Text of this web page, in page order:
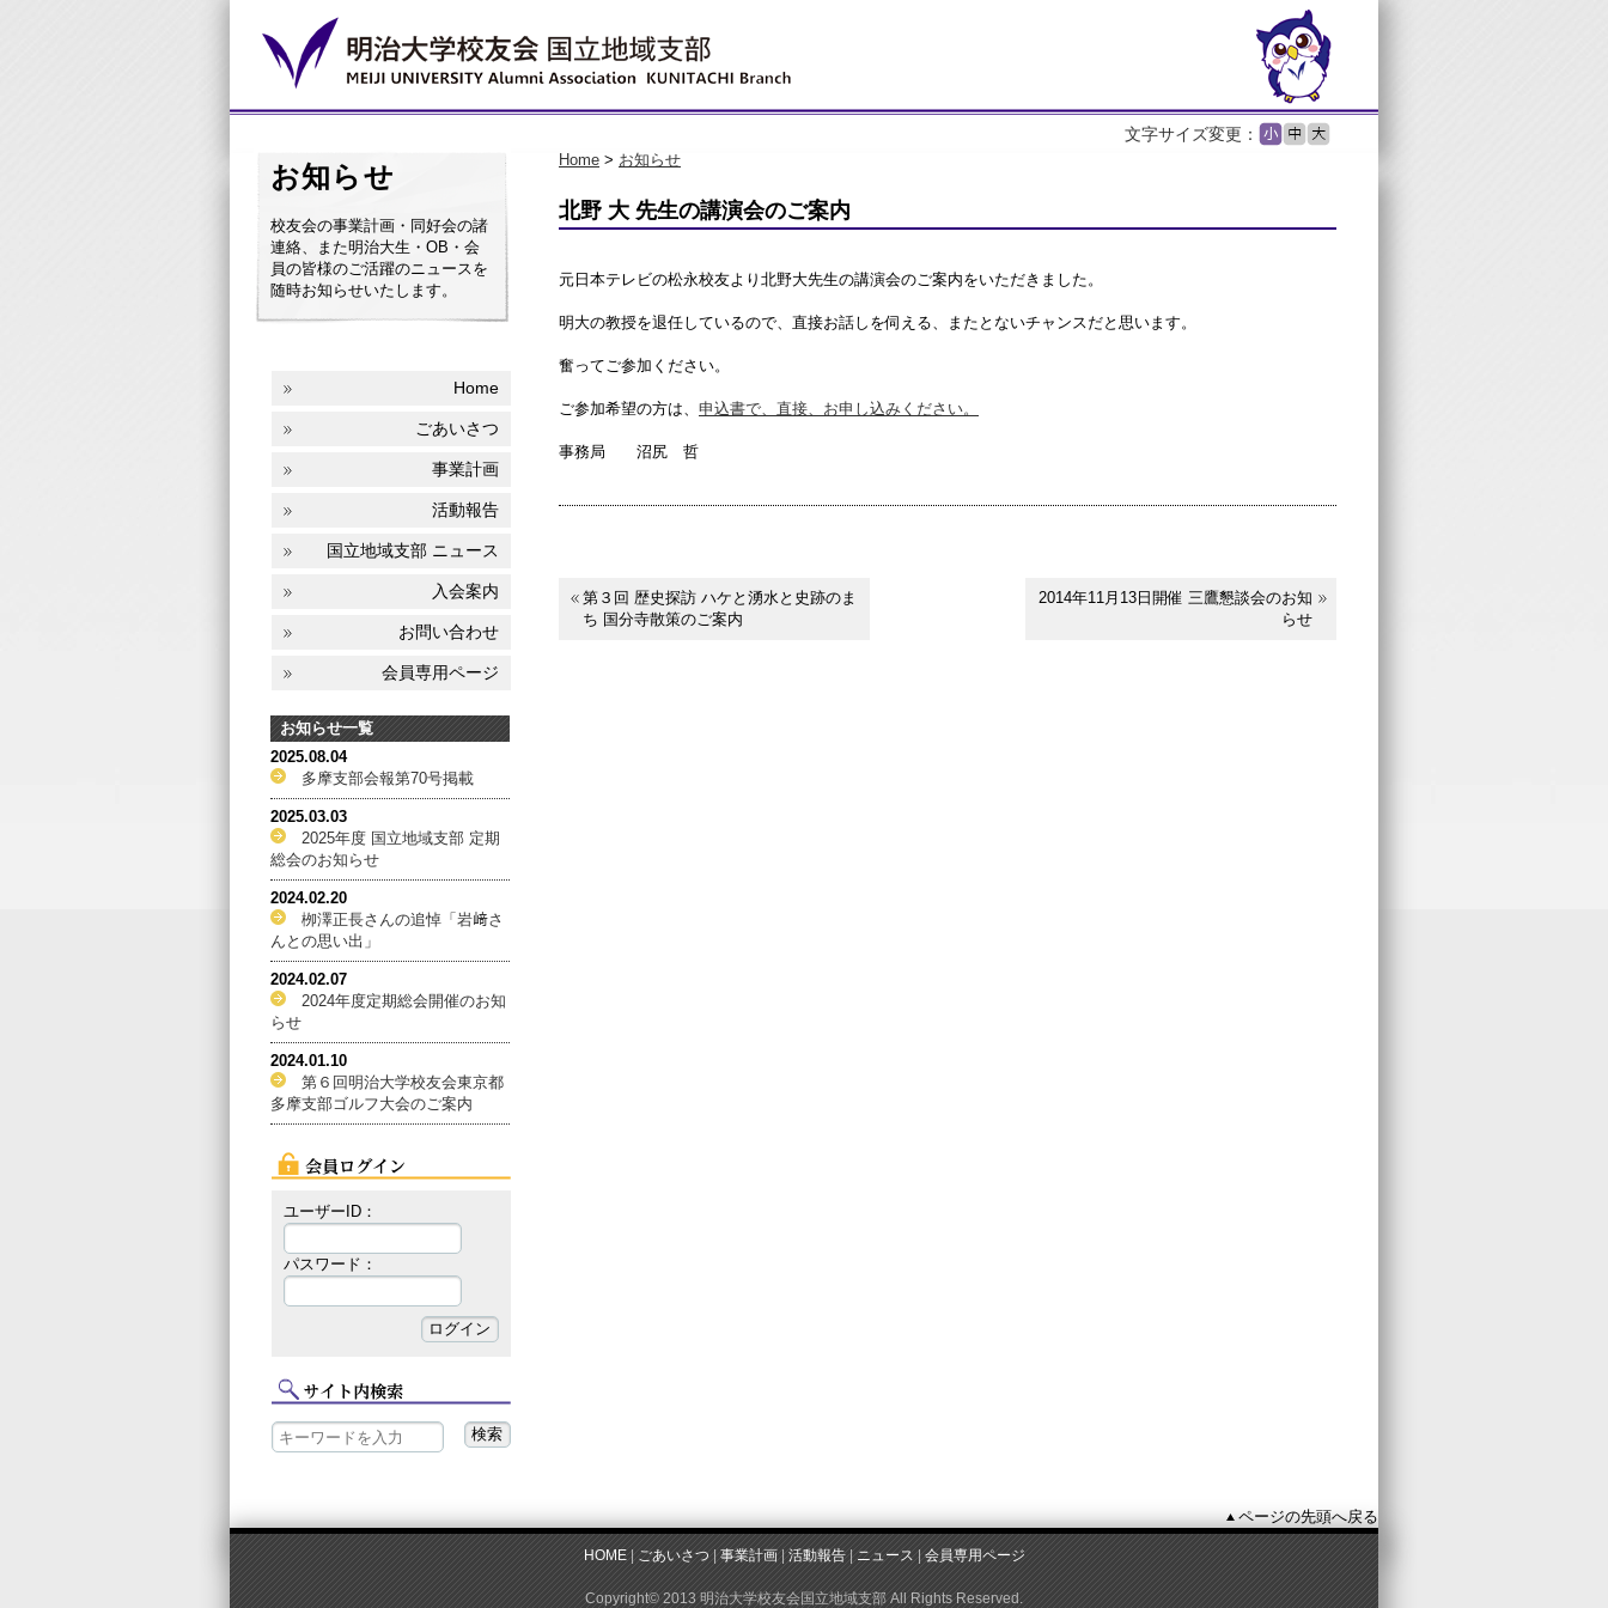
文字サイズ変更：
Home > お知らせ
北野 大 先生の講演会のご案内
元日本テレビの松永校友より北野大先生の講演会のご案内をいただきました。
明大の教授を退任しているので、直接お話しを伺える、またとないチャンスだと思います。
奮ってご参加ください。
ご参加希望の方は、 申込書で、直接、お申し込みください。
事務局 沼尻 哲
第３回 歴史探訪 ハケと湧水と史跡のま
ち 国分寺散策のご案内
2014年11月13日開催 三鷹懇談会のお知
らせ
お知らせ
校友会の事業計画・同好会の諸
連絡、また明治大生・OB・会
員の皆様のご活躍のニュースを
随時お知らせいたします。
Home
ごあいさつ
事業計画
活動報告
国立地域支部 ニュース
入会案内
お問い合わせ
会員専用ページ
お知らせ一覧
2025.08.04
多摩支部会報第70号掲載
2025.03.03
2025年度 国立地域支部 定期
総会のお知らせ
2024.02.20
栁澤正長さんの追悼「岩﨑さ
んとの思い出」
2024.02.07
2024年度定期総会開催のお知
らせ
2024.01.10
第６回明治大学校友会東京都
多摩支部ゴルフ大会のご案内
ユーザーID：
パスワード：
ページの先頭へ戻る
HOME| ごあいさつ | 事業計画| 活動報告| ニュース | 会員専用ページ
Copyright© 2013 明治大学校友会国立地域支部 All Rights Reserved.